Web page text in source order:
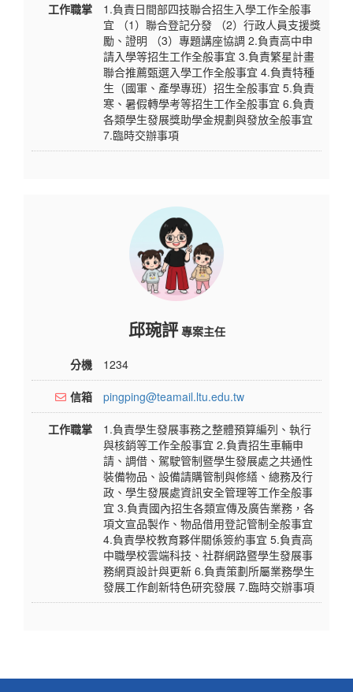
工作職掌
1.負責日間部四技聯合招生入學工作全般事
宜 （1）聯合登記分發 （2）行政人員支援獎
勵、證明 （3）專題講座協調 2.負責高中申
請入學等招生工作全般事宜 3.負責繁星計畫
聯合推薦甄選入學工作全般事宜 4.負責特種
生（國軍、產學專班）招生全般事宜 5.負責
寒、暑假轉學考等招生工作全般事宜 6.負責
各類學生發展獎助學金規劃與發放全般事宜
7.臨時交辦事項
邱琬評 專案主任
分機 1234
信箱 pingping@teamail.ltu.edu.tw
工作職掌
1.負責學生發展事務之整體預算編列、執行
與核銷等工作全般事宜 2.負責招生車輛申
請、調借、駕駛管制暨學生發展處之共通性
裝備物品、設備請購管制與修繕、總務及行
政、學生發展處資訊安全管理等工作全般事
宜 3.負責國內招生各類宣傳及廣告業務，各
項文宣品製作、物品借用登記管制全般事宜
4.負責學校教育夥伴關係簽約事宜 5.負責高
中職學校雲端科技、社群網路暨學生發展事
務網頁設計與更新 6.負責策劃所屬業務學生
發展工作創新特色研究發展 7.臨時交辦事項